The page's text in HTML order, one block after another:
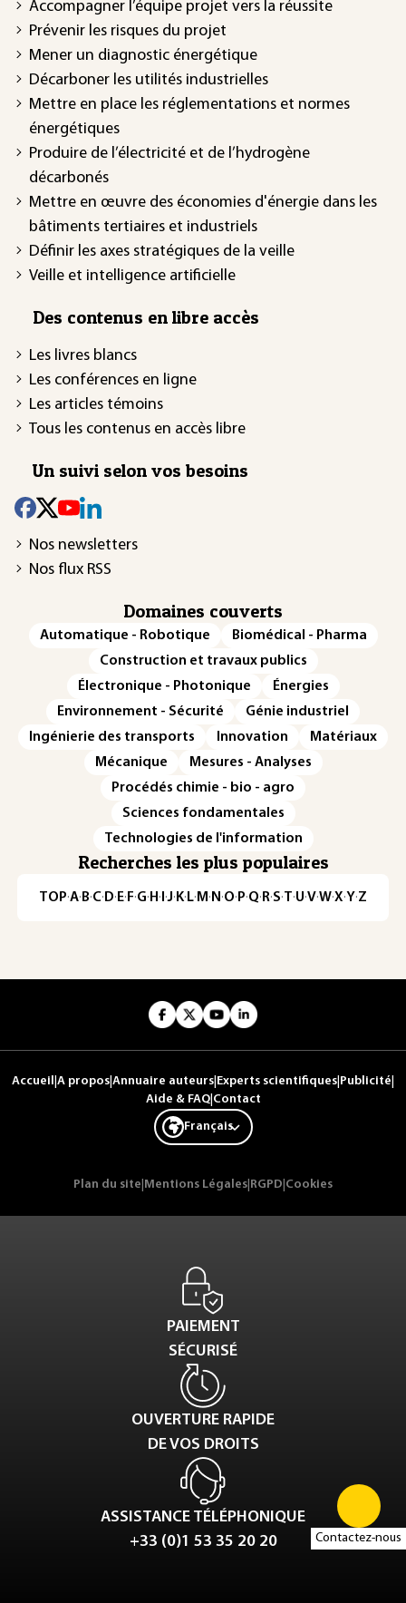
Contactez-nous
Accompagner l’équipe projet vers la réussite
Prévenir les risques du projet
Mener un diagnostic énergétique
Décarboner les utilités industrielles
Mettre en place les réglementations et normes
énergétiques
Produire de l’électricité et de l’hydrogène
décarbonés
Mettre en œuvre des économies d'énergie dans les
bâtiments tertiaires et industriels
Définir les axes stratégiques de la veille
Veille et intelligence artificielle
Des contenus en libre accès
Les livres blancs
Les conférences en ligne
Les articles témoins
Tous les contenus en accès libre
Un suivi selon vos besoins
Nos newsletters
Nos flux RSS
Domaines couverts
Automatique - Robotique
Biomédical - Pharma
Construction et travaux publics
Électronique - Photonique
Énergies
Environnement - Sécurité
Génie industriel
Ingénierie des transports
Innovation
Matériaux
Mécanique
Mesures - Analyses
Procédés chimie - bio - agro
Sciences fondamentales
Technologies de l'information
Recherches les plus populaires
TOP·A·B·C· D· E· F·G· H · ·J· K· L· M · N ·O· P·Q· R·S·T·U·V·W·X·Y·Z
Accueil A propos Annuaire auteurs Experts scientifiques Publicité
Aide & FAQ| Contact
Français
Plan du site Mentions Légales RGPD Cookies
PAIEMENT
SÉCURISÉ
OUVERTURE RAPIDE
DE VOS DROITS
ASSISTANCE TÉLÉPHONIQUE
+33 (0)1 53 35 20 20